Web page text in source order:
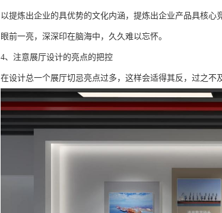
以提炼出企业的具优势的文化内涵，提炼出企业产品具核
眼前一亮，深深印在脑海中，久久难以忘怀。
4、注意展厅设计的亮点的把控
在设计总一个展厅切忌亮点过多，这样会适得其反，过之不